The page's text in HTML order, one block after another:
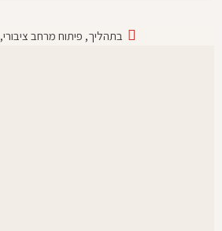
בתהליך, פיתוח מרחב ציבורי,